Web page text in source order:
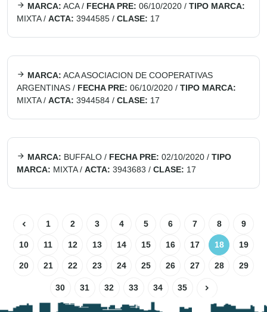
MARCA: ACA/ FECHA PRE: 06/10/2020 / TIPO MARCA:
MIXTA/ ACTA: 3944585 / CLASE: 17
MARCA: ACA ASOCIACION DE COOPERATIVAS
ARGENTINAS / FECHA PRE: 06/10/2020 / TIPO MARCA:
MIXTA/ ACTA: 3944584 / CLASE: 17
MARCA: BUFFALO / FECHA PRE: 02/10/2020 / TIPO
MARCA: MIXTA/ ACTA: 3943683 / CLASE: 17
1 2 3 4 5 6 7 8 9
10 11 12 13 14 15 16 17 18 19
20 21 22 23 24 25 26 27 28 29
30 31 32 33 34 35